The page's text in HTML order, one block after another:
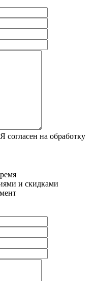
согласен на обработку
и скидками